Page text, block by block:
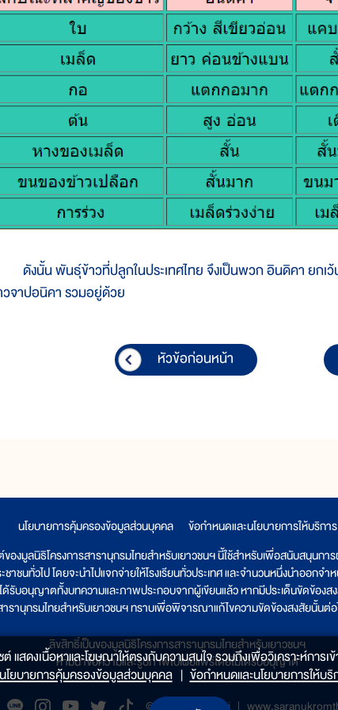
นั้น พันธุ์ข้าวที่ปลูกในประเทศไทย จึงเป็นพวก อินดิคา ยกเว้น
วจาปอนิคา รวมอยู่ด้วย
หัวข้อก่อนหน้า
นโยบายการคุ้มครองข้อมูลส่วนบุคคล
ข้อกำหนดและนโยบายการให้บริการ
องมูลนิธิโครงการสารานุกรมไทยสำหรับเยาวชนฯ นี้ใช้สำหรับเพื่อสนับสนุนก
ชาชนทั่วไป โดยจะนำไปแจกจ่ายให้โรงเรียนทั่วประเทศ และจำนวนหนึ่งนำออ
รับอนุญาตทั้งบทความและภาพประกอบจากผู้เขียนแล้ว หากมีประเด็นขัดข้องสง
รานุกรมไทยสำหรับเยาวชนฯ ทราบเพื่อพิจารณาแก้ไขความขัดข้องสงสัยนั้นต่
ลิขสิทธิ์เป็นของมูลนิธิโครงการสารานุกรมไทยสำหรับเยาวชนฯ
ห้ามนำข้อความและรูปภาพไปเผยแพร่โดยไม่ได้รับอนุญาต
@saranukromthai |
สดงเนื้อหาและโฆษณาให้ตรงกับความสนใจ รวมถึงเพื่อวิเคราะห์การเข้
โยบายการคุ้มครองข้อมูลส่วนบุคคล | ข้อกำหนดและนโยบายการให้บริ